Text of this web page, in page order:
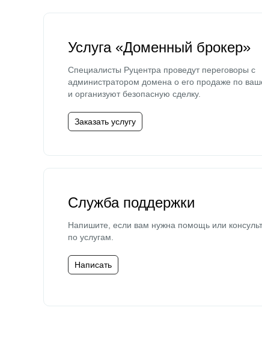
Услуга «Доменный брокер»
Специалисты Руцентра проведут переговоры с
администратором домена о его продаже по
и организуют безопасную сделку.
Заказать услугу
Служба поддержки
Напишите, если вам нужна помощь или
по услугам.
Написать